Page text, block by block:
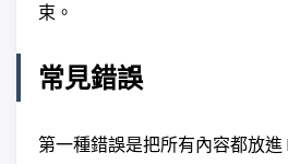
束。
常見錯誤
第一種錯誤是把所有內容都放